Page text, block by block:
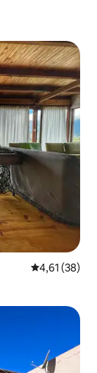
Évaluation
4,61 (38)